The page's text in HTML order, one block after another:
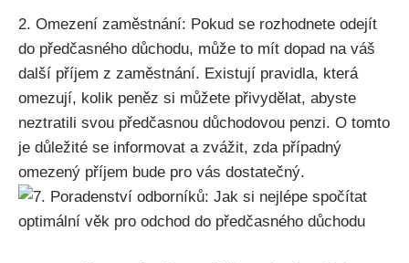
2. Omezení zaměstnání: Pokud se rozhodnete odejít
do předčasného důchodu, může to mít dopad na váš
další příjem z zaměstnání. Existují pravidla, která
omezují, kolik peněz si můžete přivydělat, abyste
neztratili svou předčasnou důchodovou penzi. O tomto
je důležité se informovat a zvážit, zda případný
omezený příjem bude pro vás dostatečný.